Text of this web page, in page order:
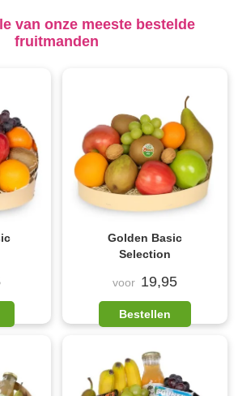
van onze meeste bestelde
fruitmanden
Golden Basic
Selection
voor 19,95
Bestellen